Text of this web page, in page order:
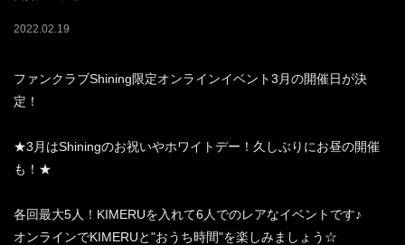
2022.02.19
ファンクラブShining限定オンラインイベント3月の開催日が決
定！
★3月はShiningのお祝いやホワイトデー！久しぶりにお昼の開催
も！★
各回最大5人！KIMERUを入れて6人でのレアなイベントです♪
オンラインでKIMERUと"おうち時間"を楽しみましょう☆